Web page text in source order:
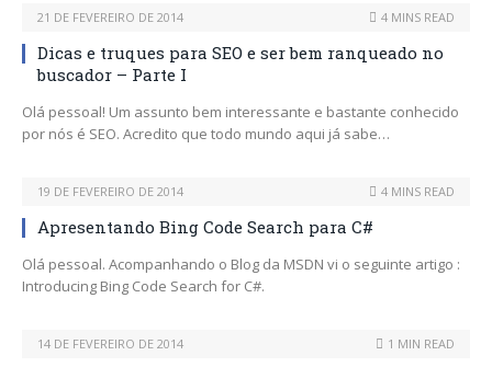
21 DE FEVEREIRO DE 2014 4 MINS READ
Dicas e truques para SEO e ser bem ranqueado no
buscador – Parte I
Olá pessoal! Um assunto bem interessante e bastante conhecido
por nós é SEO. Acredito que todo mundo aqui já sabe…
19 DE FEVEREIRO DE 2014 4 MINS READ
Apresentando Bing Code Search para C#
Olá pessoal. Acompanhando o Blog da MSDN vi o seguinte artigo :
Introducing Bing Code Search for C#.
14 DE FEVEREIRO DE 2014 1 MIN READ